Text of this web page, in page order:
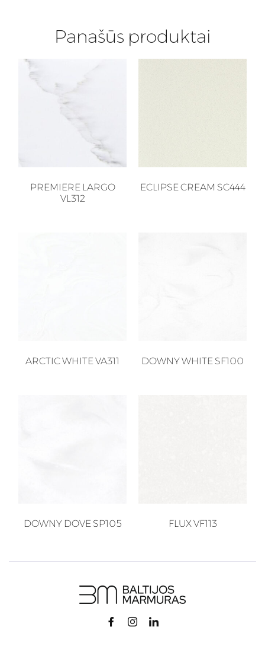
Panašūs produktai
PREMIERE LARGO
VL312
ECLIPSE CREAM SC444
ARCTIC WHITE VA311 DOWNY WHITE SF100
DOWNY DOVE SP105 FLUX VF113